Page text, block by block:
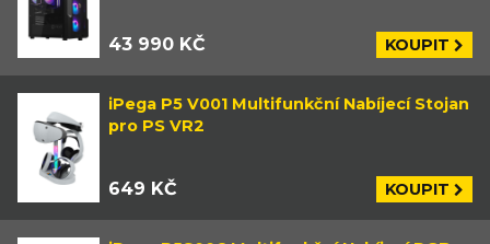
43 990 KČ KOUPIT
iPega P5 V001 Multifunkční Nabíjecí Stojan
pro PS VR2
649 KČ KOUPIT